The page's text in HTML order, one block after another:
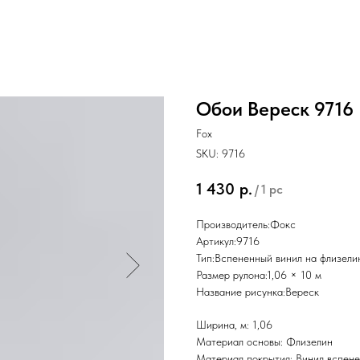
Обои Вереск 9716
Fох
SKU: 9716
1 430 р. /1 pc
Производитель:Фокс
Артикул:9716
Тип:Вспененный винил на
Размер рулона:1,06 × 10 м
Название рисунка:Вереск
Ширина, м: 1,06
Материал основы: Флизелин